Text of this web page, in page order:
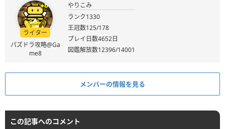
ライター
パズドラ攻略@Ga
me8
やりこみ
ランク1330
王冠数125/178
プレイ日数4652日
図鑑解放数12396/14001
メンバーの情報を見る
この記事へのコメント